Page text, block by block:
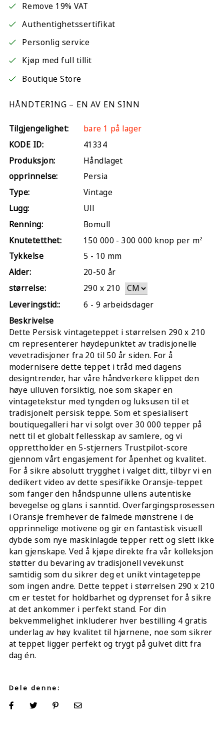
Remove 19% VAT
Authentighetssertifikat
Personlig service
Kjøp med full tillit
Boutique Store
HÅNDTERING – EN AV EN SINN
Tilgjengelighet:
bare 1 på lager
KODE ID:
41334
Produksjon:
Håndlaget
opprinnelse:
Persia
Type:
Vintage
Lugg:
Ull
Renning:
Bomull
Knutetetthet:
150 000 - 300 000 knop per m²
Tykkelse
5 - 10 mm
Alder:
20-50 år
størrelse:
290 x 210
Leveringstid::
6 - 9 arbeidsdager
Beskrivelse
Dette Persisk vintageteppet i størrelsen 290 x 210
cm representerer høydepunktet av tradisjonelle
vevetradisjoner fra 20 til 50 år siden. For å
modernisere dette teppet i tråd med dagens
designtrender, har våre håndverkere klippet den
høye ulluven forsiktig, noe som skaper en
vintagetekstur med tyngden og luksusen til et
tradisjonelt persisk teppe. Som et spesialisert
boutiquegalleri har vi solgt over 30 000 tepper på
nett til et globalt fellesskap av samlere, og vi
opprettholder en 5-stjerners Trustpilot-score
gjennom vårt engasjement for åpenhet og kvalitet.
For å sikre absolutt trygghet i valget ditt, tilbyr vi en
dedikert video av dette spesifikke Oransje-teppet
som fanger den håndspunne ullens autentiske
bevegelse og glans i sanntid. Overfargingsprosessen
i Oransje fremhever de falmede mønstrene i de
opprinnelige motivene og gir en fantastisk visuell
dybde som nye maskinlagde tepper rett og slett ikke
kan gjenskape. Ved å kjøpe direkte fra vår kolleksjon
støtter du bevaring av tradisjonell vevekunst
samtidig som du sikrer deg et unikt vintageteppe
som ingen andre. Dette teppet i størrelsen 290 x 210
cm er testet for holdbarhet og dyprenset for å sikre
at det ankommer i perfekt stand. For din
bekvemmelighet inkluderer hver bestilling 4 gratis
underlag av høy kvalitet til hjørnene, noe som sikrer
at teppet ligger perfekt og trygt på gulvet ditt fra
dag én.
Dele denne: